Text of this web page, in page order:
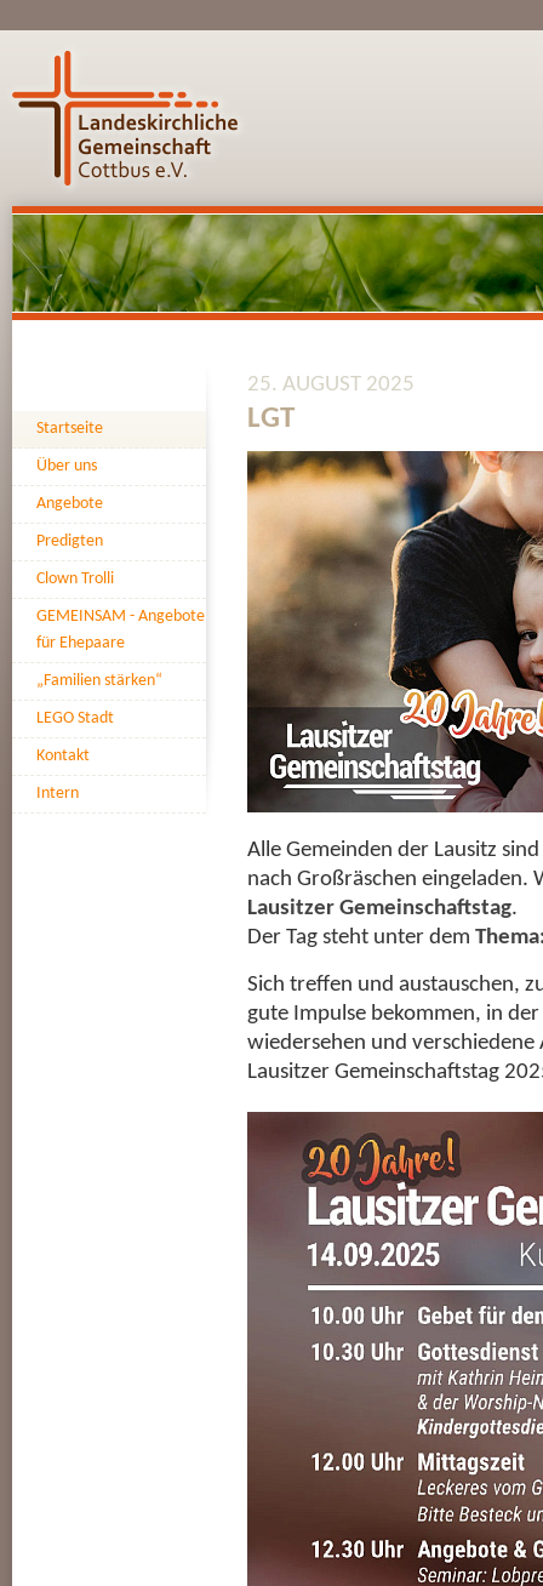
Startseite
Über uns
Angebote
Predigten
Clown Trolli
GEMEINSAM - Angebote
für Ehepaare
„Familien stärken“
LEGO Stadt
Kontakt
Intern
25. AUGUST 2025
LGT
Alle Gemeinden der Lausitz
nach Großräschen eingeladen.
Lausitzer Gemeinschaftstag.
Der Tag steht unter dem
Sich treffen und austauschen,
gute Impulse bekommen, in
wiedersehen und
Lausitzer Gemeinschaftstag